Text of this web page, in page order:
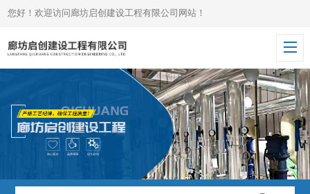
您好！欢迎访问廊坊启创建设工程有限公司网站！